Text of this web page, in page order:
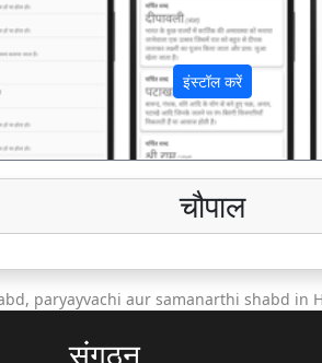
इंस्टॉल करें
चौपाल
paryayvachi aur samanarthi shabd in
संगठन